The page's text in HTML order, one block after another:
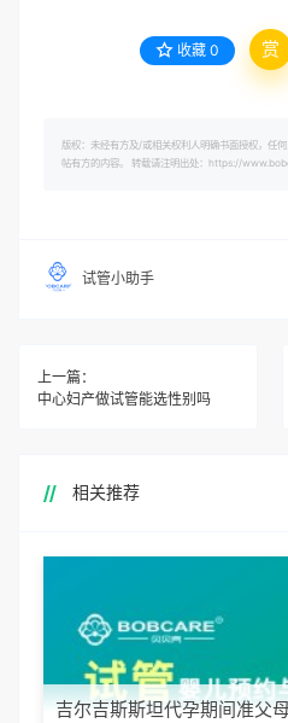
收藏 0 赏
版权：未经有方及/或相关权利人明确书面授权，任
帖有方的内容。 转载请注明出处：https://
试管小助手
上一篇：
中心妇产做试管能选性别吗
相关推荐
吉尔吉斯斯坦代孕期间准父